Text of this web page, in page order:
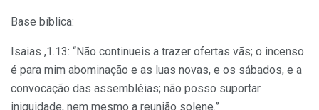
Base bíblica:
Isaias ,1.13: “Não continueis a trazer ofertas vãs; o incenso
é para mim abominação e as luas novas, e os sábados, e a
convocação das assembléias; não posso suportar
iniquidade, nem mesmo a reunião solene.”